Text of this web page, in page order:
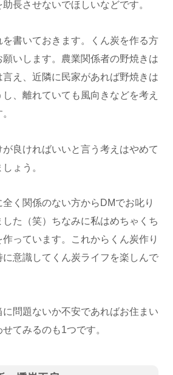
長させないでほしいなどです。
を書いておきます。くん炭を作る方
いします。農業関係者の野焼きは
え、近隣に民家があれば野焼きは
、離れていても風向きなどを考え
良ければいいと言う考えはやめて
ょう。
く関係のない方からDMでお叱り
た（笑）ちなみに私はめちゃくち
っています。これからくん炭作り
に意識してくん炭ライフを楽しんで
問題ないか不安であればお住まい
てみるのも1つです。